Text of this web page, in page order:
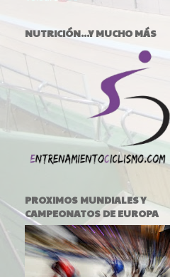
NUTRICIÓN...Y MUCHO MÁS
PROXIMOS MUNDIALES Y
CAMPEONATOS DE EUROPA